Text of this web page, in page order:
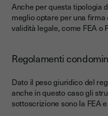
Anche per questa tipologia
meglio optare per una
validità legale, come FEA o
Regolamenti
Dato il peso giuridico del
anche in questo caso gli
sottoscrizione sono la FEA